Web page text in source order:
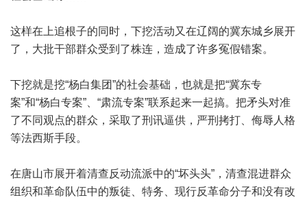
这样在上追根子的同时，下挖活动又在辽阔的冀东城乡展开
了，大批干部群众受到了株连，造成了许多冤假错案。
下挖就是挖“杨白集团”的社会基础，也就是把“冀东专
案”和“杨白专案”、“肃流专案”联系起来一起搞。把矛头对准
了不同观点的群众，采取了刑讯逼供，严刑拷打、侮辱人格
等法西斯手段。
在唐山市展开着清查反动流派中的“坏头头”，清查混进群众
组织和革命队伍中的叛徒、特务、现行反革命分子和没有改